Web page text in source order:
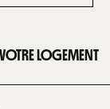
LOGEMENT